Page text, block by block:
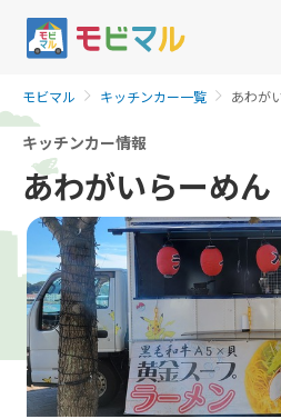
モビマル キッチンカー一覧 あわが
キッチンカー情報
あわがいらーめん